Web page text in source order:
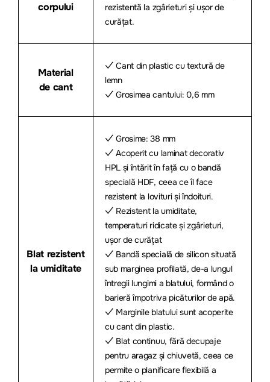
corpului
rezistentă la zgârieturi și ușor de
curățat.
Material
de cant
✓ Cant din plastic cu textură de
lemn
✓ Grosimea cantului: 0,6 mm
Blat rezistent
la umiditate
✓ Grosime: 38 mm
✓ Acoperit cu laminat decorativ
HPL și întărit în față cu o bandă
specială HDF, ceea ce îl face
rezistent la lovituri și îndoituri.
✓ Rezistent la umiditate,
temperaturi ridicate și zgârieturi,
ușor de curățat
✓ Bandă specială de silicon situată
sub marginea profilată, de-a lungul
întregii lungimi a blatului, formând o
barieră împotriva picăturilor de apă.
✓ Marginile blatului sunt acoperite
cu cant din plastic.
✓ Blat continuu, fără decupaje
pentru aragaz și chiuvetă, ceea ce
permite o planificare flexibilă a